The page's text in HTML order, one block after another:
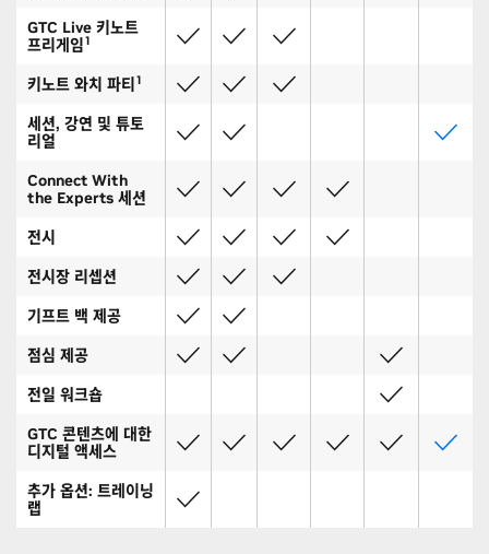
GTC Live 키노트
프리게임1
키노트 와치 파티 1
세션, 강연 및 튜토
리얼
Connect With
the Experts 세션
전시
전시장 리셉션
기프트 백 제공
점심 제공
전일 워크숍
GTC 콘텐츠에 대한
디지털 액세스
추가 옵션: 트레이닝
랩